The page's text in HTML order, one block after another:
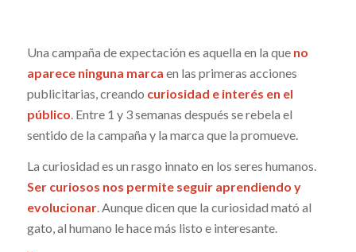
Una campaña de expectación es aquella en la que no
aparece ninguna marca en las primeras acciones
publicitarias, creando curiosidad e interés en el
público . Entre 1 y 3 semanas después se rebela el
sentido de la campaña y la marca que la promueve.
La curiosidad es un rasgo innato en los seres humanos.
Ser curiosos nos permite seguir aprendiendo y
evolucionar. Aunque dicen que la curiosidad mató al
gato, al humano le hace más listo e interesante.